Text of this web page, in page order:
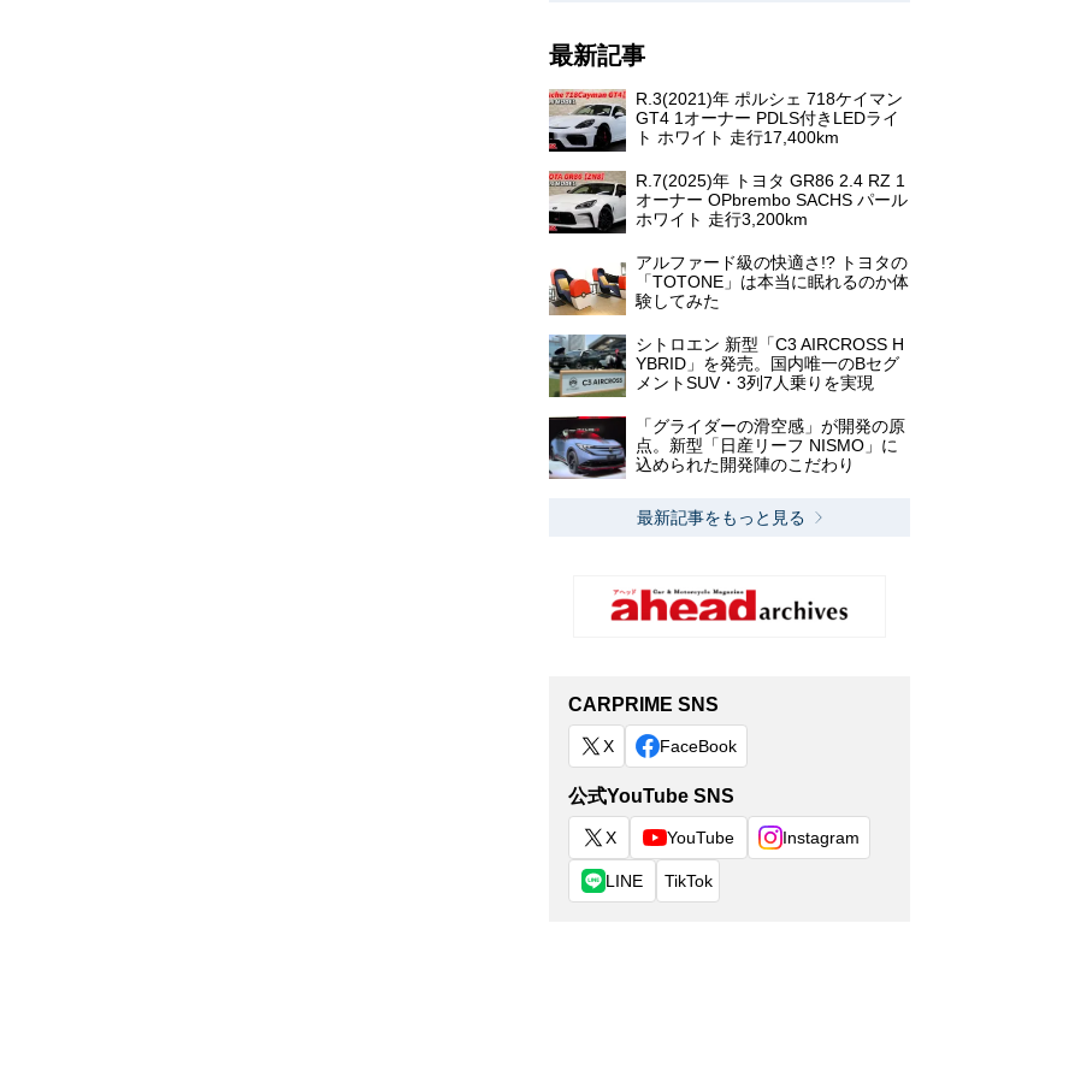
最新記事
R.3(2021)年 ポルシェ 718ケイマン
GT4 1オーナー PDLS付きLEDライ
ト ホワイト 走行17,400km
R.7(2025)年 トヨタ GR86 2.4 RZ 1
オーナー OPbrembo SACHS パール
ホワイト 走行3,200km
アルファード級の快適さ!? トヨタの
「TOTONE」は本当に眠れるのか体
験してみた
シトロエン 新型「C3 AIRCROSS H
YBRID」を発売。国内唯一のBセグ
メントSUV・3列7人乗りを実現
「グライダーの滑空感」が開発の原
点。新型「日産リーフ NISMO」に
込められた開発陣のこだわり
最新記事をもっと見る
CARPRIME SNS
X FaceBook
公式YouTube SNS
X YouTube Instagram
LINE TikTok